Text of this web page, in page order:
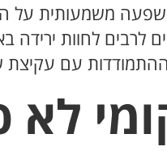
משמעותית
לרבים לחוות
עם עקיצת